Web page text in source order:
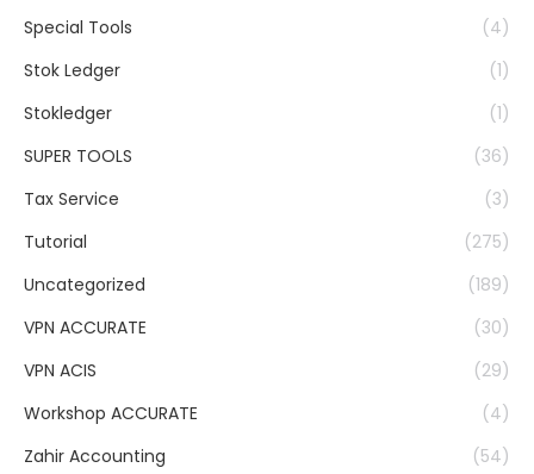
Special Tools
(4)
Stok Ledger
(1)
Stokledger
(1)
SUPER TOOLS
(36)
Tax Service
(3)
Tutorial
(275)
Uncategorized
(189)
VPN ACCURATE
(30)
VPN ACIS
(29)
Workshop ACCURATE
(4)
Zahir Accounting
(54)